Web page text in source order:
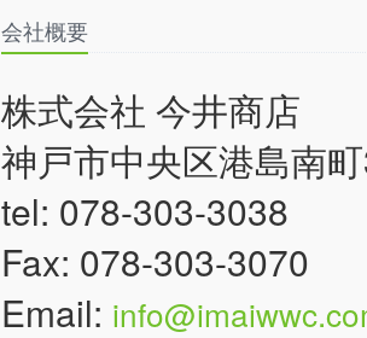
会社概要
株式会社 今井商店
神戸市中央区港島南
tel: 078-303-3038
Fax: 078-303-3070
Email: